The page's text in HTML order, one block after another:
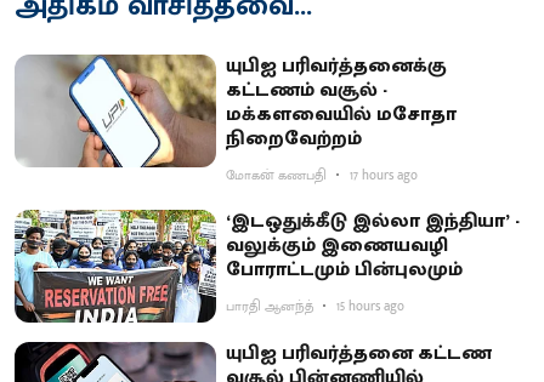
யுபிஐ பரிவர்த்தனைக்கு
கட்டணம் வசூல் -
மக்களவையில் மசோதா
நிறைவேற்றம்
மோகன் கணபதி 17 hours ago
‘இடஒதுக்கீடு இல்லா இந்தியா’ -
வலுக்கும் இணையவழி
போராட்டமும் பின்புலமும்
பாரதி ஆனந்த் 15 hours ago
யுபிஐ பரிவர்த்தனை கட்டண